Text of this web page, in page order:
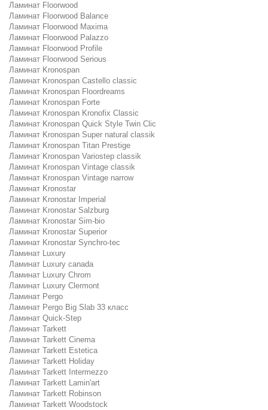
Ламинат Floorwood
Ламинат Floorwood Balance
Ламинат Floorwood Maxima
Ламинат Floorwood Palazzo
Ламинат Floorwood Profile
Ламинат Floorwood Serious
Ламинат Kronospan
Ламинат Kronospan Castello classic
Ламинат Kronospan Floordreams
Ламинат Kronospan Forte
Ламинат Kronospan Kronofix Classic
Ламинат Kronospan Quick Style Twin Clic
Ламинат Kronospan Super natural classik
Ламинат Kronospan Titan Prestige
Ламинат Kronospan Variostep classik
Ламинат Kronospan Vintage classik
Ламинат Kronospan Vintage narrow
Ламинат Kronostar
Ламинат Kronostar Imperial
Ламинат Kronostar Salzburg
Ламинат Kronostar Sim-bio
Ламинат Kronostar Superior
Ламинат Kronostar Synchro-tec
Ламинат Luxury
Ламинат Luxury canada
Ламинат Luxury Chrom
Ламинат Luxury Clermont
Ламинат Pergo
Ламинат Pergo Big Slab 33 класс
Ламинат Quick-Step
Ламинат Tarkett
Ламинат Tarkett Cinema
Ламинат Tarkett Estetica
Ламинат Tarkett Holiday
Ламинат Tarkett Intermezzo
Ламинат Tarkett Lamin'art
Ламинат Tarkett Robinson
Ламинат Tarkett Woodstock